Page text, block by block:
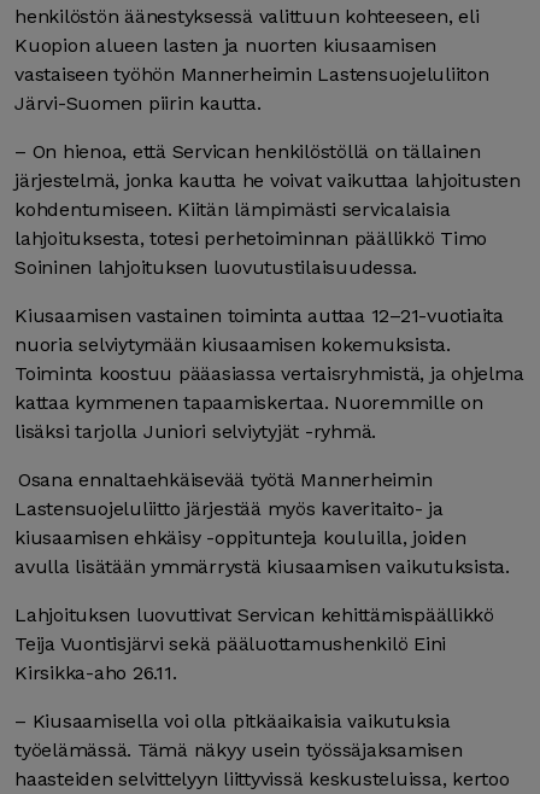
henkilöstön äänestyksessä valittuun kohteeseen, eli
Kuopion alueen lasten ja nuorten kiusaamisen
vastaiseen työhön Mannerheimin Lastensuojeluliiton
Järvi-Suomen piirin kautta.
– On hienoa, että Servican henkilöstöllä on tällainen
järjestelmä, jonka kautta he voivat vaikuttaa lahjoitusten
kohdentumiseen. Kiitän lämpimästi servicalaisia
lahjoituksesta, totesi perhetoiminnan päällikkö Timo
Soininen lahjoituksen luovutustilaisuudessa.
Kiusaamisen vastainen toiminta auttaa 12–21-vuotiaita
nuoria selviytymään kiusaamisen kokemuksista.
Toiminta koostuu pääasiassa vertaisryhmistä, ja ohjelma
kattaa kymmenen tapaamiskertaa. Nuoremmille on
lisäksi tarjolla Juniori selviytyjät -ryhmä.
Osana ennaltaehkäisevää työtä Mannerheimin
Lastensuojeluliitto järjestää myös kaveritaito- ja
kiusaamisen ehkäisy -oppitunteja kouluilla, joiden
avulla lisätään ymmärrystä kiusaamisen vaikutuksista.
Lahjoituksen luovuttivat Servican kehittämispäällikkö
Teija Vuontisjärvi sekä pääluottamushenkilö Eini
Kirsikka-aho 26.11.
– Kiusaamisella voi olla pitkäaikaisia vaikutuksia
työelämässä. Tämä näkyy usein työssäjaksamisen
haasteiden selvittelyyn liittyvissä keskusteluissa, kertoo